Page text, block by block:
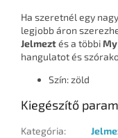
Ha szeretnél egy
legjobb áron
Jelmeztés a többi
hangulatot és
Szín: zöld
Kiegészítő
Kategória: